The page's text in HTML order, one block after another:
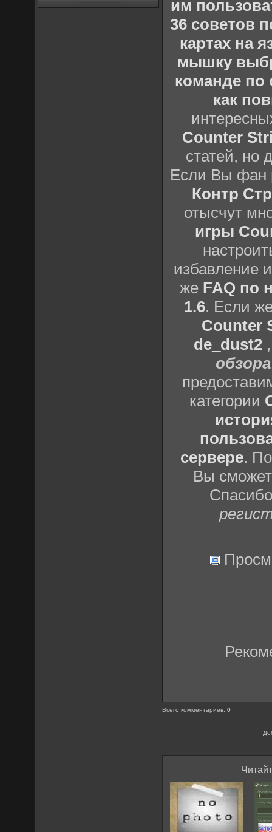
им
36 советов
картах на
мышку
команде по
как
Counter
статей, но
Если Вы фан
Контр
отысчут
игры
избавление
же FAQ по
1.6. Если
Counter
de_dust2
категории
сервере.
Вы
Всего комментариев:0